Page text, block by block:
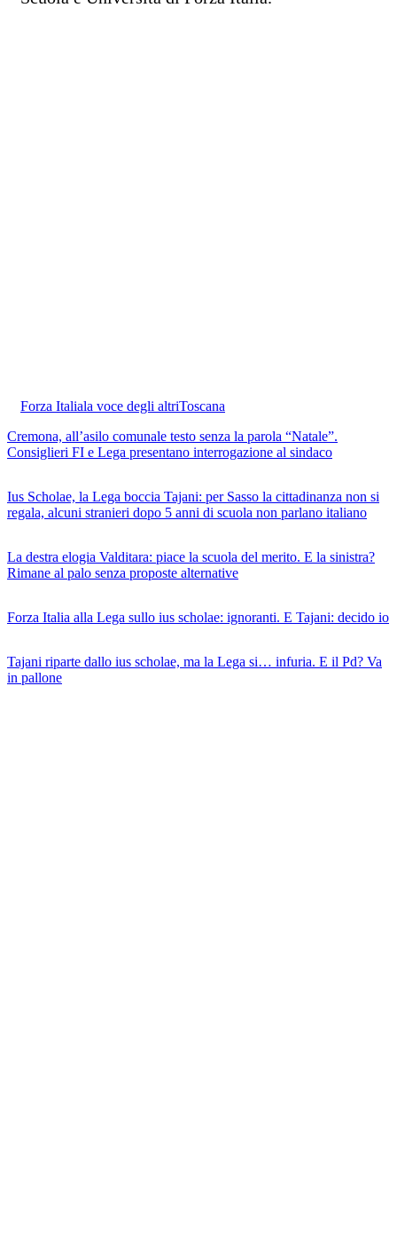
Forza Italiala voce degli altriToscana
Cremona, all’asilo comunale testo senza la parola “Natale”.
Consiglieri FI e Lega presentano interrogazione al sindaco
Ius Scholae, la Lega boccia Tajani: per Sasso la cittadinanza non si
regala, alcuni stranieri dopo 5 anni di scuola non parlano italiano
La destra elogia Valditara: piace la scuola del merito. E la sinistra?
Rimane al palo senza proposte alternative
Forza Italia alla Lega sullo ius scholae: ignoranti. E Tajani: decido io
Tajani riparte dallo ius scholae, ma la Lega si… infuria. E il Pd? Va
in pallone